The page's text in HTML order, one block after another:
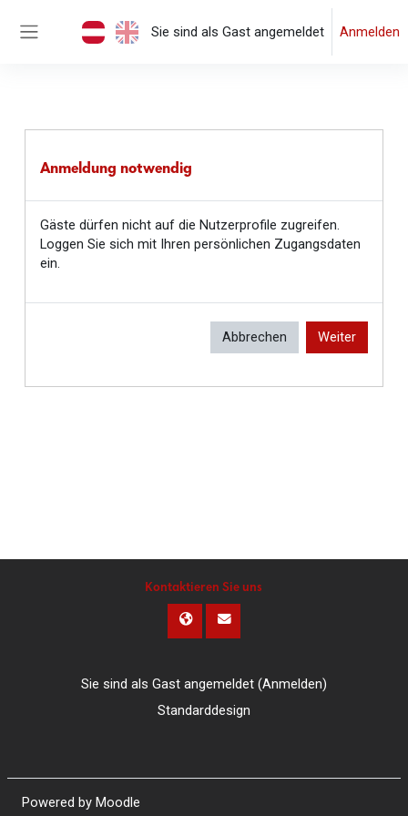
Website-Übersicht
Sie sind als Gast angemeldet Anmelden
Anmeldung notwendig
Gäste dürfen nicht auf die Nutzerprofile zugreifen.
Loggen Sie sich mit Ihren persönlichen Zugangsdaten
ein.
Abbrechen Weiter
Kontaktieren Sie uns
Sie sind als Gast angemeldet (Anmelden)
Standarddesign
Powered by Moodle